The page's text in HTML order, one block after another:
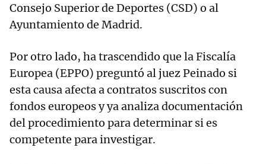
Consejo Superior de Deportes (CSD) o al
Ayuntamiento de Madrid.
Por otro lado, ha trascendido que la Fiscalía
Europea (EPPO) preguntó al juez Peinado si
esta causa afecta a contratos suscritos con
fondos europeos y ya analiza documentación
del procedimiento para determinar si es
competente para investigar.